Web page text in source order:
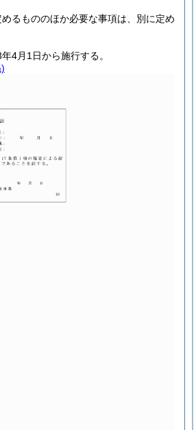
るもののほか必要な事項は、別に定め
4月1日から施行する。